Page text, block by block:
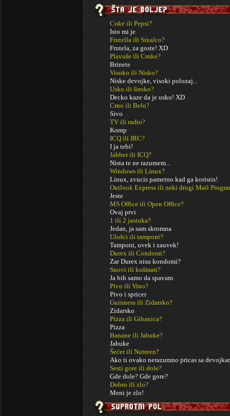
Coke ili Pepsi?
Isto mi je
Frutella ili Sinalco?
Frutela, za goste! XD
Plavuše ili Crnke?
Brinete
Visoko ili Nisko?
Niske devojke, visoki polozaj...
Usko ili široko?
Decko kaze da je usko! XD
Crno ili Belo?
Sivo
TV ili radio?
Komp
ICQ ili IRC?
I ja tebi!
Jabber ili ICQ?
Nista te ne razumem...
Windows ili Linux?
Linux, zvucis pametno kad ga koristis!
Outlook Express ili neki drugi Mail
Jeste
MS Office ili Open Office?
Ovaj prvi
1 ili 2 jastuka?
Jedan, ja sam skromna
Ulošci ili tamponi?
Tamponi, uvek i zauvek!
Durex ili Condomi?
Zar Durex nisu kondomi?
Snovi ili košmari?
Ja bih samo da spavam
Pivo ili Vino?
Pivo i spricer
Guinness ili Zidarsko?
Zidarsko
Pizza ili Gibanica?
Pizza
Banane ili Jabuke?
Jabuke
Šećer ili Nutreen?
Ako ti ovako nerazumno pricas sa
Sesti gore ili dole?
Gde dole? Gde gore?
Dobro ili zlo?
Meni je zlo!